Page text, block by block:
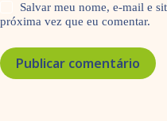
Salvar meu nome, e-mail e
próxima vez que eu comentar.
Publicar comentário